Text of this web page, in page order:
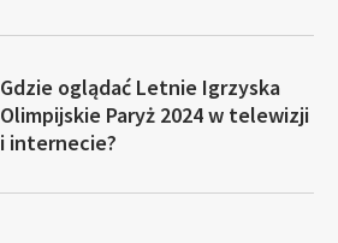
Gdzie oglądać Letnie Igrzyska
Olimpijskie Paryż 2024 w telewizji
i internecie?